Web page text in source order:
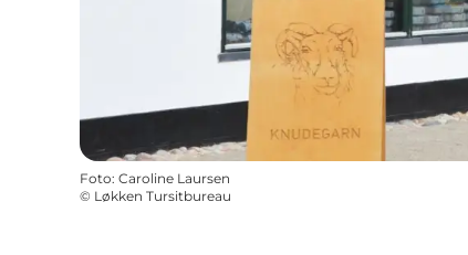
Foto: Caroline Laursen
© Løkken Tursitbureau